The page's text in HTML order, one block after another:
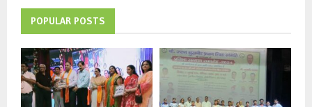
POPULAR POSTS